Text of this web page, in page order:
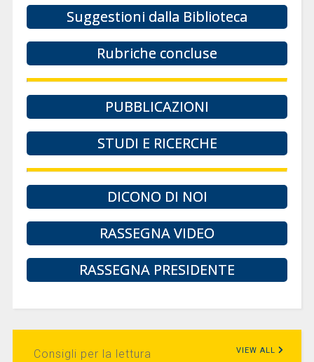
Suggestioni dalla Biblioteca
Rubriche concluse
PUBBLICAZIONI
STUDI E RICERCHE
DICONO DI NOI
RASSEGNA VIDEO
RASSEGNA PRESIDENTE
Consigli per la lettura VIEW ALL